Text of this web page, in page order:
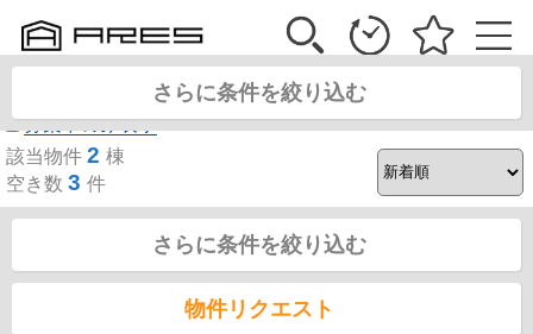
佐倉市鏑木町 賃貸一覧
募集中のみ表示
該当物件 2 棟
空き数 3 件
さらに条件を絞り込む
物件リクエスト
さらに条件を絞り込む